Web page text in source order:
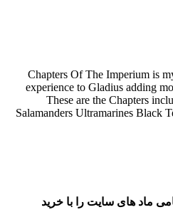
Chapters Of The Imperium is
experience to Gladius adding
These are the Chapters
Salamanders Ultramarines Black
ماد های سایت را با خرید